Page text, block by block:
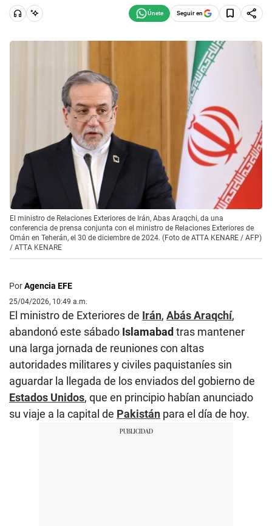
Seguir en
El ministro de Relaciones Exteriores de Irán, Abas Araqchi, da una
conferencia de prensa conjunta con el ministro de Relaciones Exteriores de
Omán en Teherán, el 30 de diciembre de 2024. (Foto de ATTA KENARE / AFP)
/ ATTA KENARE
PorAgencia EFE
25/04/2026, 10:49 a.m.
El ministro de Exteriores de Irán, Abás Araqchí,
abandonó este sábado Islamabadtras mantener
una larga jornada de reuniones con altas
autoridades militares y civiles paquistaníes sin
aguardar la llegada de los enviados del gobierno de
Estados Unidos, que en principio habían anunciado
su viaje a la capital de Pakistán para el día de hoy.